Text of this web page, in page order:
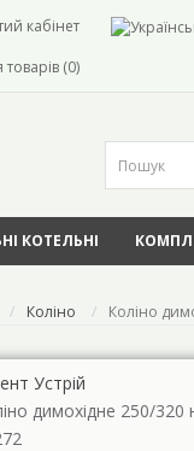
кабінет
(0)
КОТЕЛЬНІ
Коліно Коліно
Устрій
димохідне 250/